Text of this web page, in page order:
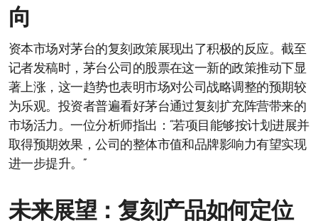
向
资本市场对茅台的复刻政策展现出了积极的反应。截至
记者发稿时，茅台公司的股票在这一新的政策推动下显
著上涨，这一趋势也表明市场对公司战略调整的预期较
为乐观。投资者普遍看好茅台通过复刻扩充阵营带来的
市场活力。一位分析师指出：“若项目能够按计划进展并
取得预期效果，公司的整体市值和品牌影响力有望实现
进一步提升。”
未来展望：复刻产品如何定位